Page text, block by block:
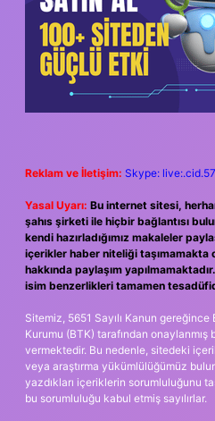
Reklam ve İletişim: Skype:
Yasal Uyarı: Bu internet sitesi,
şahıs şirketi ile hiçbir bağlantısı
kendi hazırladığımız makaleler
içerikler haber niteliği taşımamakta
hakkında paylaşım
isim benzerlikleri tamamen
Sitemiz, 5651 Sayılı Kanun
Kurumu (BTK) tarafından onaylanmış
vermektedir. Bu nedenle, sitedeki
veya araştırma yükümlülüğümüz
yazdıkları içeriklerin sorumluluğunu
bu sorumluluğu kabul etmiş sayılırlar.